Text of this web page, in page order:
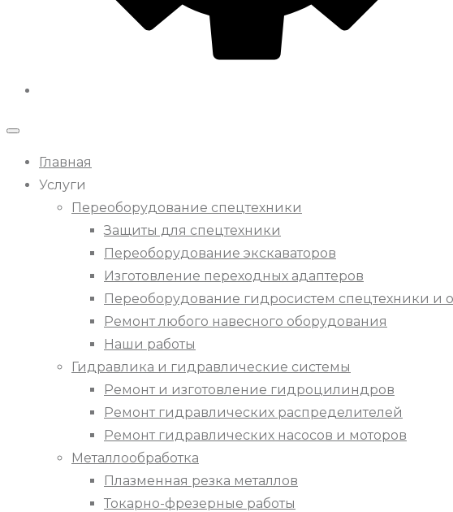
Главная
Услуги
Переоборудование спецтехники
Защиты для спецтехники
Переоборудование экскаваторов
Изготовление переходных адаптеров
Переоборудование гидросистем спецтехники и
Ремонт любого навесного оборудования
Наши работы
Гидравлика и гидравлические системы
Ремонт и изготовление гидроцилиндров
Ремонт гидравлических распределителей
Ремонт гидравлических насосов и моторов
Металлообработка
Плазменная резка металлов
Токарно-фрезерные работы